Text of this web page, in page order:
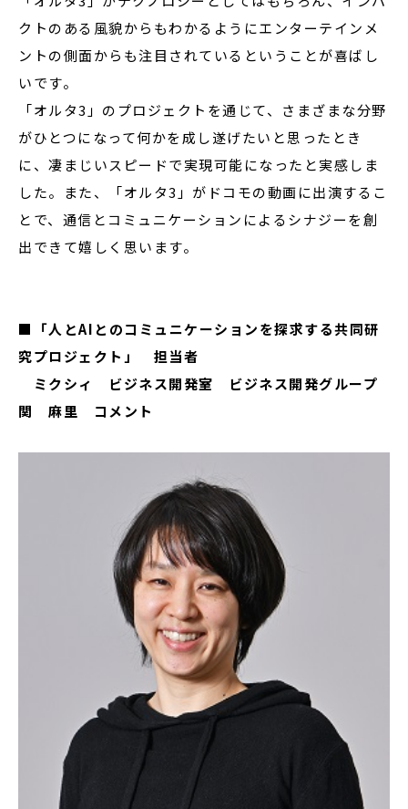
クトのある風貌からもわかるようにエンターテインメ
ントの側面からも注目されているということが喜ばし
いです。
「オルタ3」のプロジェクトを通じて、さまざまな分野
がひとつになって何かを成し遂げたいと思ったとき
に、凄まじいスピードで実現可能になったと実感しま
した。また、「オルタ3」がドコモの動画に出演するこ
とで、通信とコミュニケーションによるシナジーを創
出できて嬉しく思います。
■ 「人とAI とのコミュニケーションを探求する共同研
究プロジェクト」 担当者
ミクシィ ビジネス開発室 ビジネス開発グループ
関 麻里 コメント